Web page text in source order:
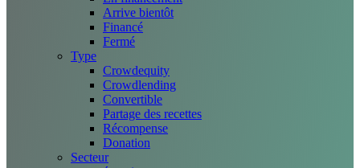
Arrive bientôt
Financé
Fermé
Type
Crowdequity
Crowdlending
Convertible
Partage des recettes
Récompense
Donation
Secteur